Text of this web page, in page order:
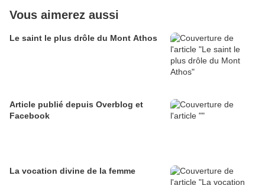
Vous aimerez aussi
Le saint le plus drôle du Mont Athos
Article publié depuis Overblog et
Facebook
La vocation divine de la femme